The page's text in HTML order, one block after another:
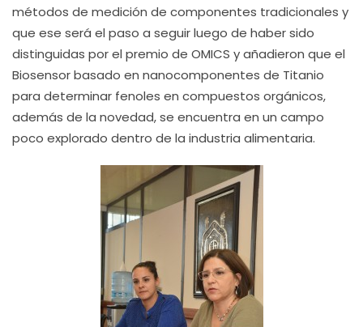
métodos de medición de componentes tradicionales y
que ese será el paso a seguir luego de haber sido
distinguidas por el premio de OMICS y añadieron que el
Biosensor basado en nanocomponentes de Titanio
para determinar fenoles en compuestos orgánicos,
además de la novedad, se encuentra en un campo
poco explorado dentro de la industria alimentaria.